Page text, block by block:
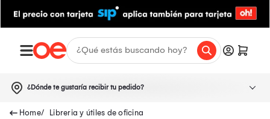
¿Dónde te gustaría recibir tu pedido?
Libreria y útiles de oficina